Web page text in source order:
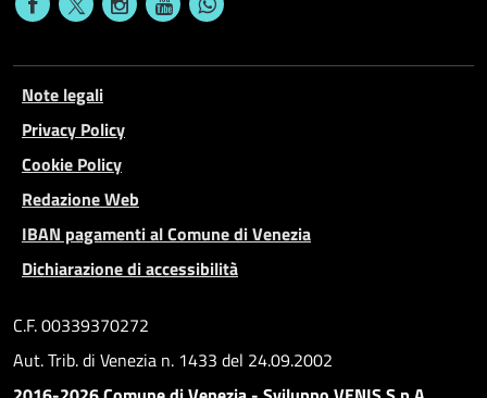
Note legali
Privacy Policy
Cookie Policy
Redazione Web
IBAN pagamenti al Comune di Venezia
Dichiarazione di accessibilità
C.F. 00339370272
Aut. Trib. di Venezia n. 1433 del 24.09.2002